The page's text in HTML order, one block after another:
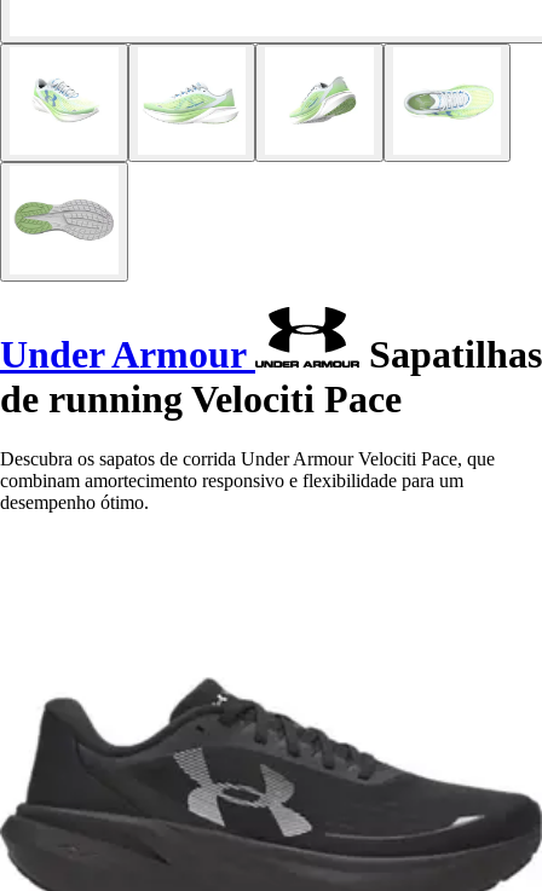
Under Armour
Sapatilhas
de running Velociti Pace
Descubra os sapatos de corrida Under Armour Velociti Pace, que
combinam amortecimento responsivo e flexibilidade para um
desempenho ótimo.